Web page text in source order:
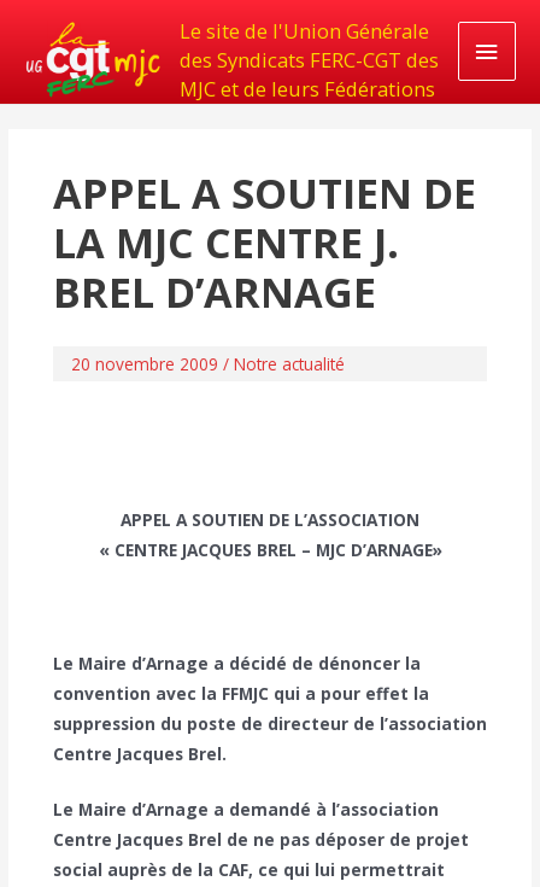
Le site de l'Union Générale
des Syndicats FERC-CGT des
MJC et de leurs Fédérations
APPEL A SOUTIEN DE
LA MJC CENTRE J.
BREL D’ARNAGE
20 novembre 2009 / Notre actualité
APPEL A SOUTIEN DE L’ASSOCIATION
« CENTRE JACQUES BREL – MJC D’ARNAGE»
Le Maire d’Arnage a décidé de dénoncer la
convention avec la FFMJC qui a pour effet la
suppression du poste de directeur de l’association
Centre Jacques Brel.
Le Maire d’Arnage a demandé à l’association
Centre Jacques Brel de ne pas déposer de projet
social auprès de la CAF, ce qui lui permettrait